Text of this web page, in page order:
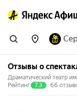
Отзывы о
Драматический театр
Рейтинг
7.3 66